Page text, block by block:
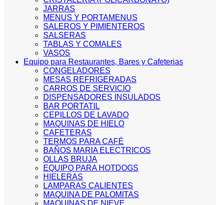
JARRAS
MENUS Y PORTAMENUS
SALEROS Y PIMIENTEROS
SALSERAS
TABLAS Y COMALES
VASOS
Equipo para Restaurantes, Bares y Cafeterias
CONGELADORES
MESAS REFRIGERADAS
CARROS DE SERVICIO
DISPENSADORES INSULADOS
BAR PORTATIL
CEPILLOS DE LAVADO
MAQUINAS DE HIELO
CAFETERAS
TERMOS PARA CAFÉ
BAÑOS MARIA ELECTRICOS
OLLAS BRUJA
EQUIPO PARA HOTDOGS
HIELERAS
LAMPARAS CALIENTES
MAQUINA DE PALOMITAS
MAQUINAS DE NIEVE